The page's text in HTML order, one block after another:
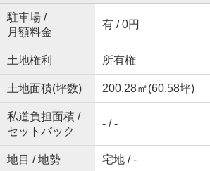
駐車場 /
月額料金
有 / 0円
土地権利 所有権
土地面積(坪数) 200.28㎡(60.58坪)
私道負担面積 /
セットバック
- / -
地目 / 地勢 宅地 / -